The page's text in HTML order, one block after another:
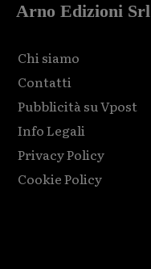
Arno Edizioni Srl
Chi siamo
Contatti
Pubblicità su Vpost
Info Legali
Privacy Policy
Cookie Policy